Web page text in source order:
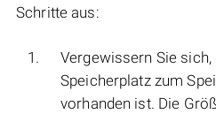
Schritte aus:
Vergewissern Sie
Speicherplatz zum
vorhanden ist. Die